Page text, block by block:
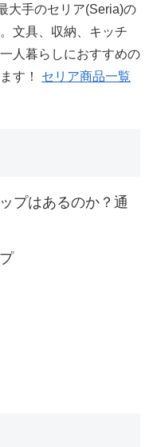
大手のセリア(Seria)の
文具、収納、キッチ
人暮らしにおすすめの
す！ セリア商品一覧
プはあるのか？通